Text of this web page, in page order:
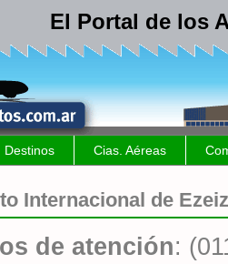
El Portal de los
Destinos Cias. Aéreas
Internacional de
de atención: